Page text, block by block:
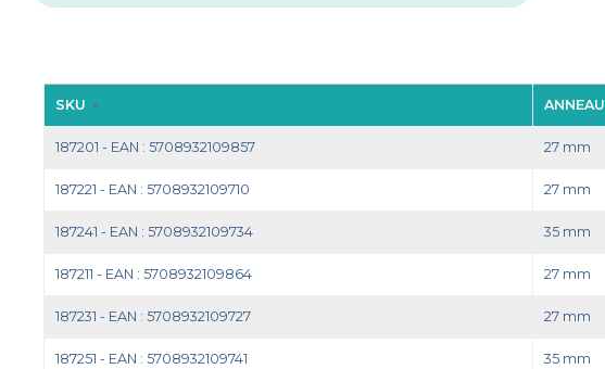
SKU ANNEAU
187201 - EAN : 5708932109857 27 mm
187221 - EAN : 5708932109710 27 mm
187241 - EAN : 5708932109734 35 mm
187211 - EAN : 5708932109864 27 mm
187231 - EAN : 5708932109727 27 mm
187251 - EAN : 5708932109741 35 mm